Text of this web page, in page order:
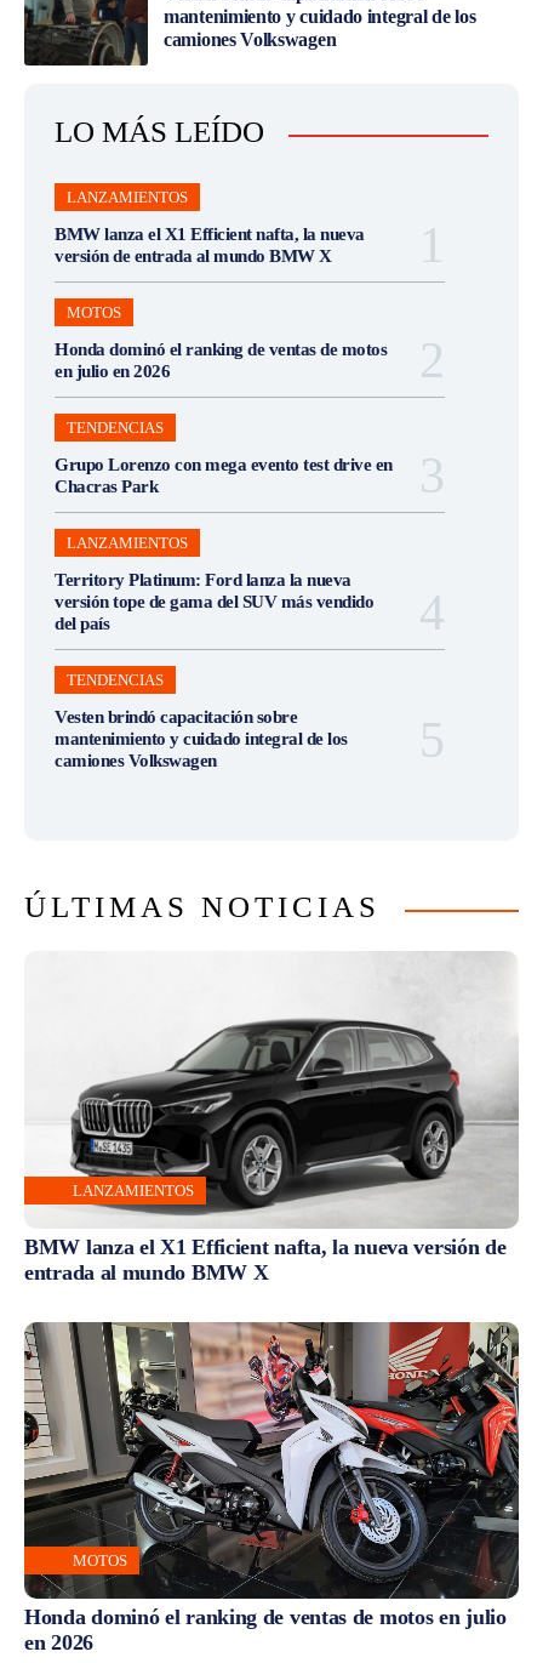
mantenimiento y cuidado integral de los
camiones Volkswagen
LO MÁS LEÍDO
LANZAMIENTOS
BMW lanza el X1 Efficient nafta, la nueva
versión de entrada al mundo BMW X
MOTOS
Honda dominó el ranking de ventas de motos
en julio en 2026
TENDENCIAS
Grupo Lorenzo con mega evento test drive en
Chacras Park
LANZAMIENTOS
Territory Platinum: Ford lanza la nueva
versión tope de gama del SUV más vendido
del país
TENDENCIAS
Vesten brindó capacitación sobre
mantenimiento y cuidado integral de los
camiones Volkswagen
ÚLTIMAS NOTICIAS
LANZAMIENTOS
BMW lanza el X1 Efficient nafta, la nueva versión de
entrada al mundo BMW X
MOTOS
Honda dominó el ranking de ventas de motos en julio
en 2026